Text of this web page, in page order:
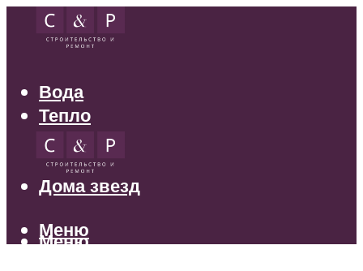
Вода
Тепло
Электрика
Свет
Дома звезд
Меню
Меню